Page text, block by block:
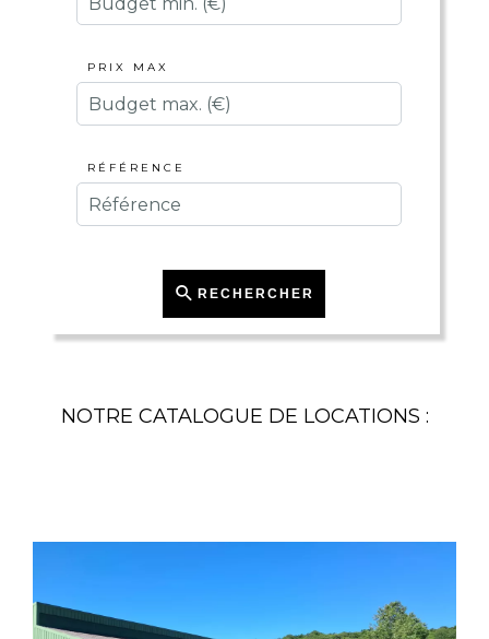
PRIX MAX
RÉFÉRENCE
RECHERCHER
NOTRE CATALOGUE DE LOCATIONS :